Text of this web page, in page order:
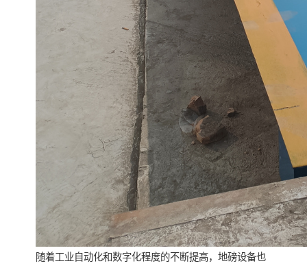
随着工业自动化和数字化程度的不断提高，地磅设备也